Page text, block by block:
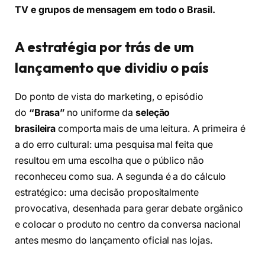
TV e grupos de mensagem em todo o Brasil.
A estratégia por trás de um
lançamento que dividiu o país
Do ponto de vista do marketing, o episódio
do “Brasa” no uniforme da seleção
brasileira comporta mais de uma leitura. A primeira é
a do erro cultural: uma pesquisa mal feita que
resultou em uma escolha que o público não
reconheceu como sua. A segunda é a do cálculo
estratégico: uma decisão propositalmente
provocativa, desenhada para gerar debate orgânico
e colocar o produto no centro da conversa nacional
antes mesmo do lançamento oficial nas lojas.